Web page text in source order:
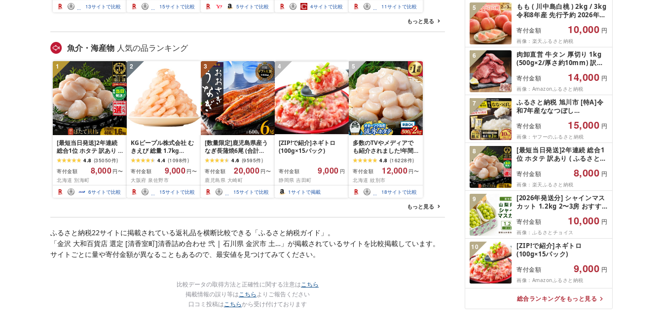
2kg 牛 人気 ビーフ 牛た
ん ふるさと納税 ランキ
13サイトで比較
届く 牛肉 肉 BBQ ふるさ
と 人気 ランキング 岩手
15サイトで比較
祝い お中元 夏ギフト
5サイトで比較
焼き しゃぶしゃぶ 牛丼
BBQ ギフト 贈り物 おす
4サイトで比較
豚肉 セット ジューシー
ギフト 贈り物 おすすめ
おかず 簡単調理 人気 送
11サイトで比較
もっと見る
魚介・海産物 人気の品ランキング
1
[最短当日発送]2年連続
総合1位 ホタテ 訳あり (
ふるさと納税 ほたて ふ
るさと納税 訳あり 帆立
ふるさと わけあり ホタ
テ貝柱 貝 人気 不揃い 刺
身 規格外 魚介 ランキン
グ 海鮮 冷凍 発送時期が
4.8 (35050件)
寄付金額
8,000 円〜
北海道 別海町
6サイトで比較
2
KGピープル株式会社 む
きえび 総量 1.7kg
(850g×2P) 特大 5Lサイ
ズ バナメイエビ バラ凍
結 下処理不要 サイズ不
揃い 訳あり
4.4 (1098件)
寄付金額
9,000 円〜
大阪府 泉佐野市
15サイトで比較
3
[数量限定]鹿児島県産う
なぎ長蒲焼6尾 (合計
600g以上)4.6 (9595件)
寄付金額
20,000 円〜
鹿児島県 大崎町
15サイトで比較
4
[ZIP!で紹介]ネギトロ
(100g×15パック)
寄付金額 9,000 円
静岡県 吉田町
1サイトで掲載
5
多数のTVやメディアで
も紹介されました!年間
総合ランキング4年連続1
位!北海道オホーツク海
産ホタテ玉冷 | ホタテ
ほたて hotate 帆立 貝柱
刺身 冷凍 貝 訳あり わけ
あり ワケアリ 大粒 サイ
ズ不揃い バラエティ 選
4.8 (16228件)
寄付金額
12,000 円〜
北海道 紋別市
18サイトで比較
もっと見る
ふるさと納税22サイトに掲載されている返礼品を横断比較できる「ふるさと納税ガイド」。
「金沢 大和百貨店 選定 [清香室町]清香詰め合わせ 弐 | 石川県 金沢市 土…」が掲載されているサイトを比較掲載しています。
サイトごとに量や寄付金額が異なることもあるので、最安値を見つけてみてください。
比較データの取得方法と正確性に関する注意はこちら
掲載情報の誤り等はこちらよりご報告ください
口コミ投稿はこちらから受け付けております
5
もも ( 川中島白桃 ) 2kg / 3kg
令和8年産 先行予約 2026年
ツ 秀品 のし 贈答 ギフト おす
そ分け 期間限定 冷蔵便 送料
無料 産地直送 お取り寄せ [ 山
形県 天童市 ]
寄付金額 10,000 円
画像：楽天ふるさと納税
6
肉卸直営 牛タン 厚切り 1kg
(500g×2/厚さ約10mm) 訳あ
ライス 業務用 バーベキュー
BBQ おつまみ ギフト お祝い
お中元 夏ギフト
寄付金額 14,000 円
画像：Amazonふるさと納税
7
ふるさと納税 旭川市 [特A]令
和7年産ななつぼし
お米[さとふる限定]_05957
寄付金額 15,000 円
画像：ヤフーのふるさと納税
8
[最短当日発送]2年連続 総合1
位 ホタテ 訳あり ( ふるさと納
り 帆立 ふるさと わけあり ホ
タテ貝柱 貝 人気 不揃い 刺身
規格外 魚介 ランキング 海鮮
冷凍 発送時期が選べる 北海道
別海町 )(クラウドファンディ
ング対象)
寄付金額 8,000 円
画像：楽天ふるさと納税
9
[2026年発送分] シャインマス
カット 1.2kg 2〜3房 おすす
ーツ ブドウ 果物 ぶどう シャ
イン マスカット くだもの お
届け 国産 葡萄 贈答 新鮮
寄付金額 10,000 円
画像：ふるさとチョイス
10
[ZIP!で紹介]ネギトロ
(100g×15パック)
寄付金額 9,000 円
画像：Amazonふるさと納税
総合ランキングをもっと見る